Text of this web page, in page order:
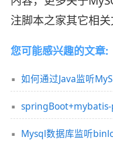
注脚本之家其它相关
您可能感兴趣的文章:
如何通过Java监听
Mysql数据库监听